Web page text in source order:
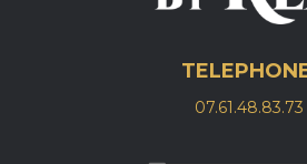
07.61.48.83.73